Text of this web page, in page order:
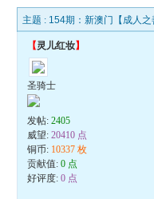
主题 : 154期：新澳门【成人
【灵儿红妆】
圣骑士
发帖:2405
威望:20410 点
铜币: 10337 枚
贡献值:0 点
好评度:0 点